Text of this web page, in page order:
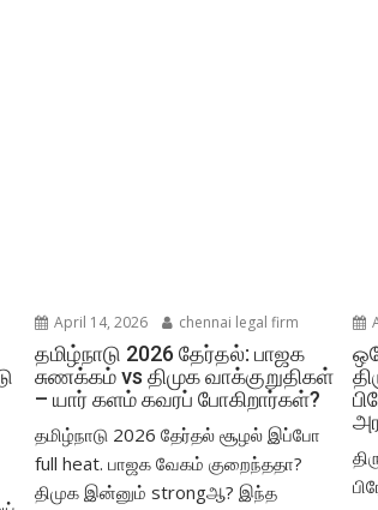
April 14, 2026 chennai legal firm
தமிழ்நாடு 2026 தேர்தல்: பாஜக
சுணக்கம் vs திமுக வாக்குறுதிகள்
– யார் களம் கவரப் போகிறார்கள்?
தமிழ்நாடு 2026 தேர்தல் சூழல் இப்போ
full heat. பாஜக வேகம் குறைந்ததா?
திமுக இன்னும் strongஆ? இந்த